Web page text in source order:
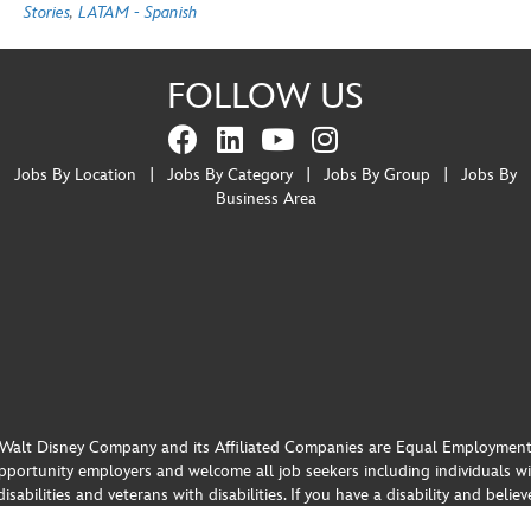
Stories, LATAM - Spanish
FOLLOW US
Jobs By Location Jobs By Category Jobs By Group
Jobs By
Business Area
Walt Disney Company and its Affiliated Companies are Equal Employment
employers and welcome all job seekers including individuals
and veterans with disabilities. If you have a disability and